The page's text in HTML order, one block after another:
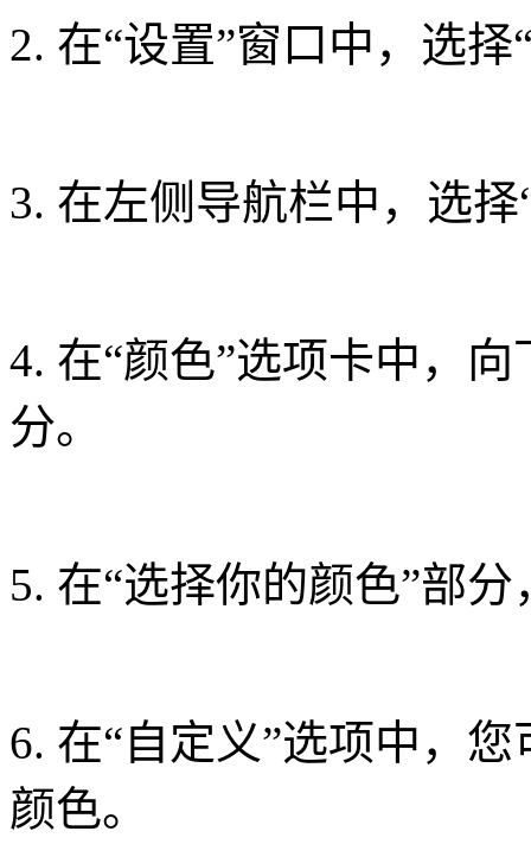
2. 在“设置”窗口中，选择
3. 在左侧导航栏中，选择
4. 在“颜色”选项卡中，
分。
5. 在“选择你的颜色”部
6. 在“自定义”选项中，
颜色。